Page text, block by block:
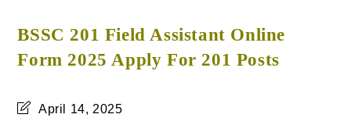
BSSC 201 Field Assistant Online
Form 2025 Apply For 201 Posts
April 14, 2025